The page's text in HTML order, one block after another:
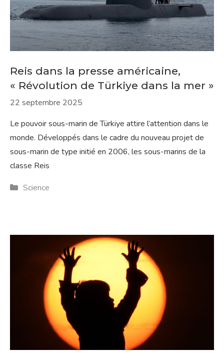
Reis dans la presse américaine,
« Révolution de Türkiye dans la mer »
22 septembre 2025
Le pouvoir sous-marin de Türkiye attire l’attention dans le
monde. Développés dans le cadre du nouveau projet de
sous-marin de type initié en 2006, les sous-marins de la
classe Reis
Catégories
Science